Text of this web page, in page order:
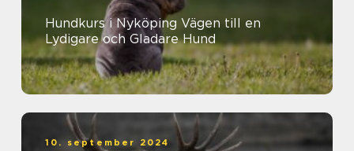
Hundkurs i Nyköping Vägen till en
Lydigare och Gladare Hund
10. september 2024